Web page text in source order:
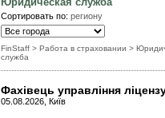
Юридическая служба
Сортировать по: региону
FinStaff > Работа в страховании >
служба
Фахівець управління
05.08.2026, Київ